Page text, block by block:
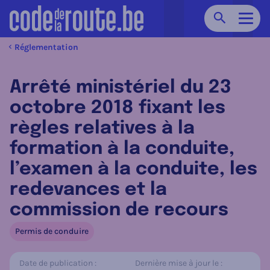
Chercher
Réglementation
Arrêté ministériel du 23
octobre 2018 fixant les
règles relatives à la
formation à la conduite,
l’examen à la conduite, les
redevances et la
commission de recours
Permis de conduire
Date de publication : Dernière mise à jour le :